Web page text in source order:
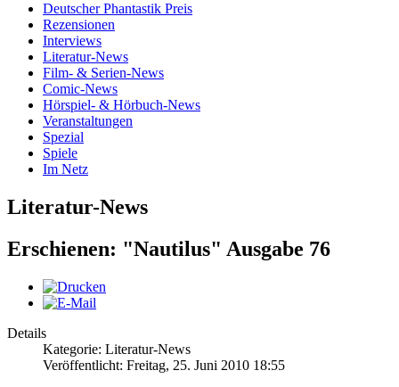
Deutscher Phantastik Preis
Rezensionen
Interviews
Literatur-News
Film- & Serien-News
Comic-News
Hörspiel- & Hörbuch-News
Veranstaltungen
Spezial
Spiele
Im Netz
Literatur-News
Erschienen: "Nautilus" Ausgabe 76
Details
Kategorie: Literatur-News
Veröffentlicht: Freitag, 25. Juni 2010 18:55